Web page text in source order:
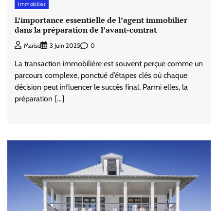
Immobilier
L’importance essentielle de l’agent immobilier
dans la préparation de l’avant-contrat
Marise 3 Juin 2025 0
La transaction immobilière est souvent perçue comme un
parcours complexe, ponctué d’étapes clés où chaque
décision peut influencer le succès final. Parmi elles, la
préparation […]